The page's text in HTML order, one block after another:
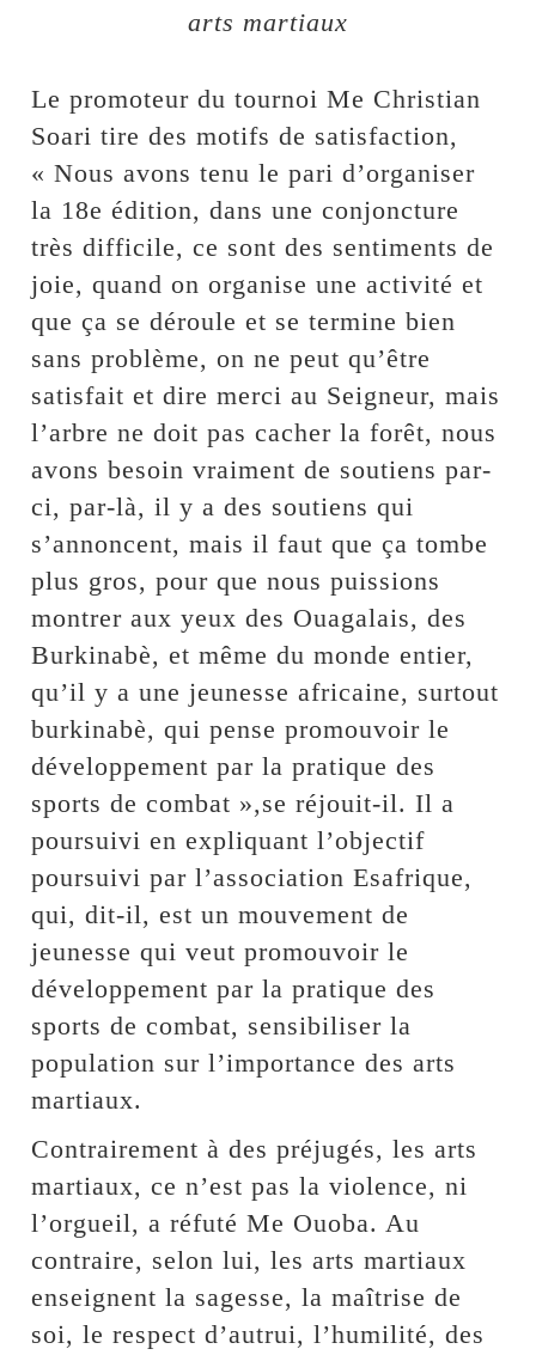
arts martiaux
Le promoteur du tournoi Me Christian
Soari tire des motifs de satisfaction,
« Nous avons tenu le pari d’organiser
la 18e édition, dans une conjoncture
très difficile, ce sont des sentiments de
joie, quand on organise une activité et
que ça se déroule et se termine bien
sans problème, on ne peut qu’être
satisfait et dire merci au Seigneur, mais
l’arbre ne doit pas cacher la forêt, nous
avons besoin vraiment de soutiens par-
ci, par-là, il y a des soutiens qui
s’annoncent, mais il faut que ça tombe
plus gros, pour que nous puissions
montrer aux yeux des Ouagalais, des
Burkinabè, et même du monde entier,
qu’il y a une jeunesse africaine, surtout
burkinabè, qui pense promouvoir le
développement par la pratique des
sports de combat »,se réjouit-il. Il a
poursuivi en expliquant l’objectif
poursuivi par l’association Esafrique,
qui, dit-il, est un mouvement de
jeunesse qui veut promouvoir le
développement par la pratique des
sports de combat, sensibiliser la
population sur l’importance des arts
martiaux.
Contrairement à des préjugés, les arts
martiaux, ce n’est pas la violence, ni
l’orgueil, a réfuté Me Ouoba. Au
contraire, selon lui, les arts martiaux
enseignent la sagesse, la maîtrise de
soi, le respect d’autrui, l’humilité, des